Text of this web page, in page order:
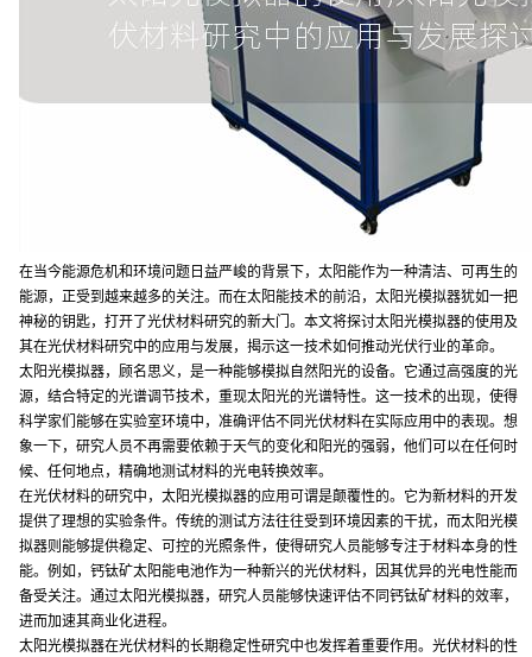
在当今能源危机和环境问题日益严峻的背景下，太阳能作为一种清洁、可再生的
能源，正受到越来越多的关注。而在太阳能技术的前沿，太阳光模拟器犹如一把
神秘的钥匙，打开了光伏材料研究的新大门。本文将探讨太阳光模拟器的使用及
其在光伏材料研究中的应用与发展，揭示这一技术如何推动光伏行业的革命。
太阳光模拟器，顾名思义，是一种能够模拟自然阳光的设备。它通过高强度的光
源，结合特定的光谱调节技术，重现太阳光的光谱特性。这一技术的出现，使得
科学家们能够在实验室环境中，准确评估不同光伏材料在实际应用中的表现。想
象一下，研究人员不再需要依赖于天气的变化和阳光的强弱，他们可以在任何时
候、任何地点，精确地测试材料的光电转换效率。
在光伏材料的研究中，太阳光模拟器的应用可谓是颠覆性的。它为新材料的开发
提供了理想的实验条件。传统的测试方法往往受到环境因素的干扰，而太阳光模
拟器则能够提供稳定、可控的光照条件，使得研究人员能够专注于材料本身的性
能。例如，钙钛矿太阳能电池作为一种新兴的光伏材料，因其优异的光电性能而
备受关注。通过太阳光模拟器，研究人员能够快速评估不同钙钛矿材料的效率，
进而加速其商业化进程。
太阳光模拟器在光伏材料的长期稳定性研究中也发挥着重要作用。光伏材料的性